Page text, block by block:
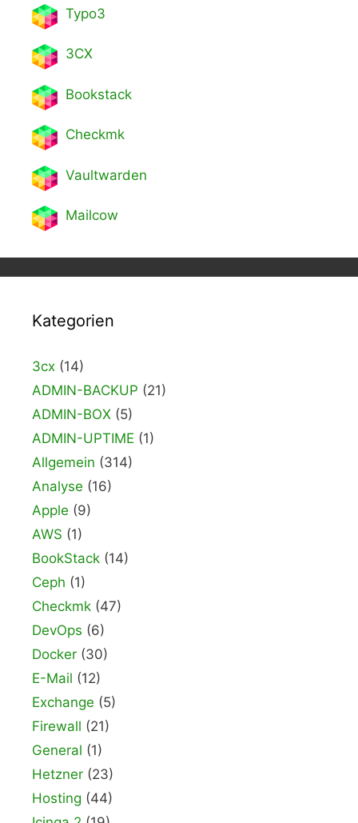
Typo3
3CX
Bookstack
Checkmk
Vaultwarden
Mailcow
Kategorien
3cx (14)
ADMIN-BACKUP (21)
ADMIN-BOX (5)
ADMIN-UPTIME (1)
Allgemein (314)
Analyse (16)
Apple (9)
AWS (1)
BookStack (14)
Ceph (1)
Checkmk (47)
DevOps (6)
Docker (30)
E-Mail (12)
Exchange (5)
Firewall (21)
General (1)
Hetzner (23)
Hosting (44)